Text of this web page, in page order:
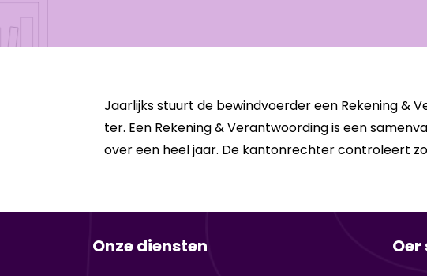
Jaar­lijks stuurt de be­wind­voer­der een Re­ke­ning &
ter. Een Re­ke­ning & Ver­ant­woor­ding is een
over een heel jaar. De kan­ton­rech­ter con­tro­leert
Onze diensten